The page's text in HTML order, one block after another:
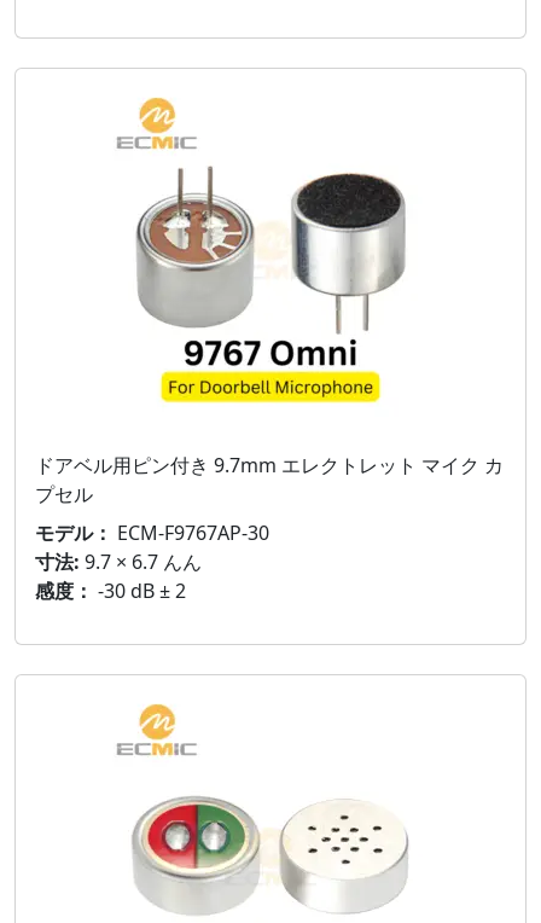
ドアベル用ピン付き 9.7mm エレクトレット マイク カ
プセル
モデル： ECM-F9767AP-30
寸法: 9.7 × 6.7 んん
感度： -30 dB ± 2